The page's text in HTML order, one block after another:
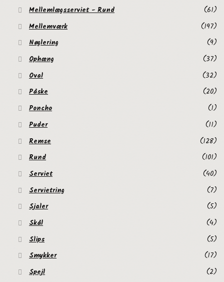
Mellemlægsserviet - Rund
(61)
Mellemværk
(197)
Nøglering
(9)
Ophæng
(37)
Oval
(32)
Påske
(20)
Poncho
(1)
Puder
(11)
Remse
(128)
Rund
(101)
Serviet
(40)
Servietring
(7)
Sjaler
(5)
Skål
(4)
Slips
(5)
Smykker
(17)
Spejl
(2)